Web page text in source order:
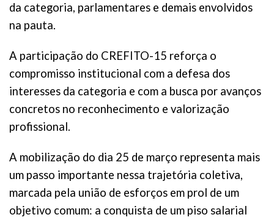
da categoria, parlamentares e demais envolvidos
na pauta.
A participação do CREFITO-15 reforça o
compromisso institucional com a defesa dos
interesses da categoria e com a busca por avanços
concretos no reconhecimento e valorização
profissional.
A mobilização do dia 25 de março representa mais
um passo importante nessa trajetória coletiva,
marcada pela união de esforços em prol de um
objetivo comum: a conquista de um piso salarial